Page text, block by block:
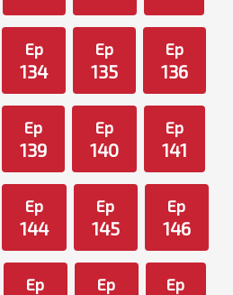
Ep
134
Ep
135
Ep
136
Ep
139
Ep
140
Ep
141
Ep
144
Ep
145
Ep
146
Ep Ep Ep